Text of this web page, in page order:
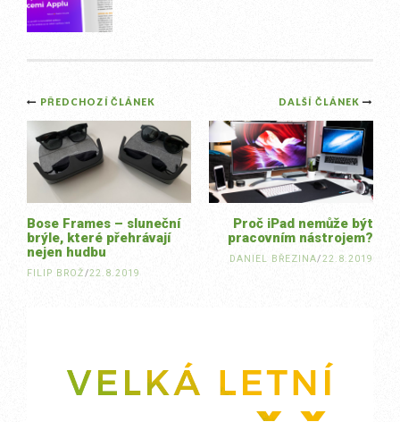
Post
navigation
DALŠÍ ČLÁNEK
Proč iPad nemůže být
pracovním nástrojem?
DANIEL BŘEZINA/22.8.2019
PŘEDCHOZÍ ČLÁNEK
Bose Frames – sluneční
brýle, které přehrávají
nejen hudbu
FILIP BROŽ /22.8.2019